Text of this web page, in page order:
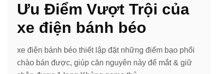
Ưu Điểm Vượt Trội của
xe điện bánh béo
xe điện bánh béo thiết lập đặt những điểm bạo phổi
chào bán được, giúp căn nguyên này để mắt & giữ